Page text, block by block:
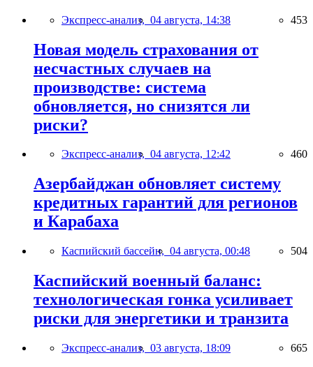
Экспресс-анализ, 04 августа, 14:38 453
Новая модель страхования от
несчастных случаев на
производстве: система
обновляется, но снизятся ли
риски?
Экспресс-анализ, 04 августа, 12:42 460
Азербайджан обновляет систему
кредитных гарантий для регионов
и Карабаха
Каспийский бассейн, 04 августа, 00:48 504
Каспийский военный баланс:
технологическая гонка усиливает
риски для энергетики и транзита
Экспресс-анализ, 03 августа, 18:09 665